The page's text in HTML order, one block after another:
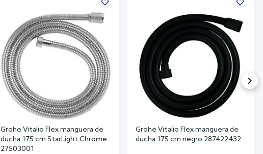
Grohe Vitalio Flex manguera de
ducha 175 cm StarLight Chrome
27503001
Grohe Vitalio Flex manguera de
ducha 175 cm negro 287422432